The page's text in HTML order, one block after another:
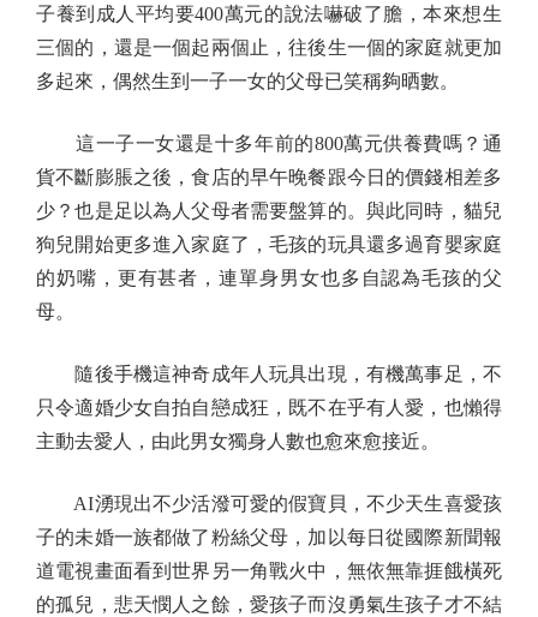
子養到成人平均要400萬元的說法嚇破了膽，本來想生
三個的，還是一個起兩個止，往後生一個的家庭就更加
多起來，偶然生到一子一女的父母已笑稱夠晒數。
這一子一女還是十多年前的800萬元供養費嗎？通
貨不斷膨脹之後，食店的早午晚餐跟今日的價錢相差多
少？也是足以為人父母者需要盤算的。與此同時，貓兒
狗兒開始更多進入家庭了，毛孩的玩具還多過育嬰家庭
的奶嘴，更有甚者，連單身男女也多自認為毛孩的父
母。
隨後手機這神奇成年人玩具出現，有機萬事足，不
只令適婚少女自拍自戀成狂，既不在乎有人愛，也懶得
主動去愛人，由此男女獨身人數也愈來愈接近。
AI湧現出不少活潑可愛的假寶貝，不少天生喜愛孩
子的未婚一族都做了粉絲父母，加以每日從國際新聞報
道電視畫面看到世界另一角戰火中，無依無靠捱餓橫死
的孤兒，悲天憫人之餘，愛孩子而沒勇氣生孩子才不結